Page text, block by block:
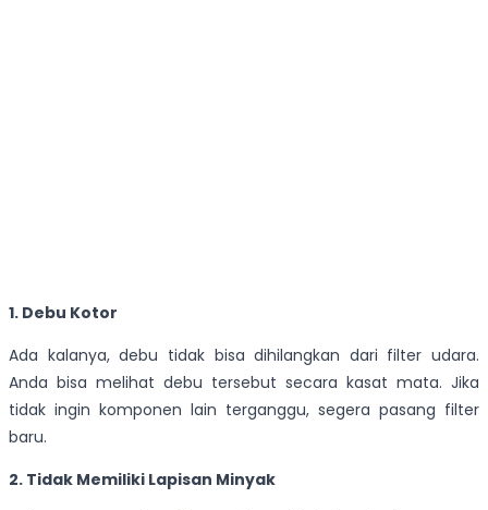
1. Debu Kotor
Ada kalanya, debu tidak bisa dihilangkan dari filter udara.
Anda bisa melihat debu tersebut secara kasat mata. Jika
tidak ingin komponen lain terganggu, segera pasang filter
baru.
2. Tidak Memiliki Lapisan Minyak